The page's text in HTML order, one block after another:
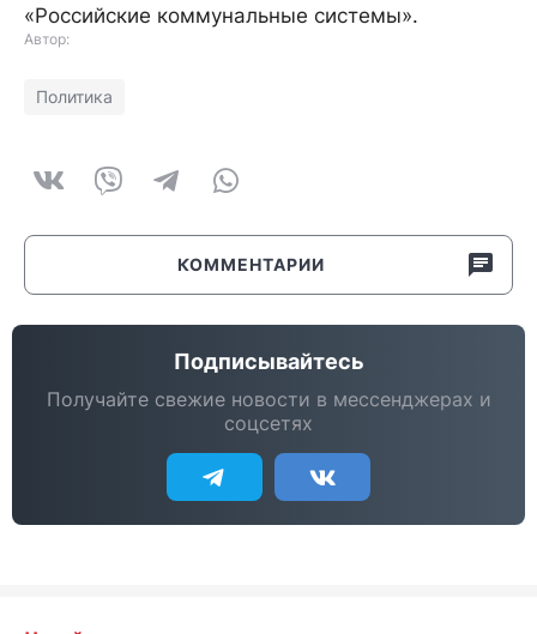
«Российские коммунальные системы».
Автор:
Политика
КОММЕНТАРИИ
Подписывайтесь
Получайте свежие новости в мессенджерах и
соцсетях